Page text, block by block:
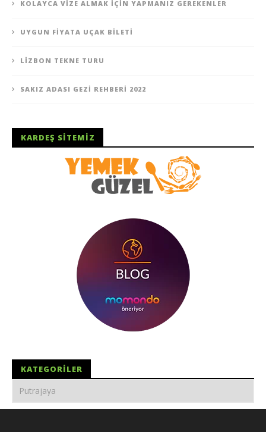
KOLAYCA VIZE ALMAK İÇIN YAPMANIZ GEREKENLER
UYGUN FIYATA UÇAK BILETI
LIZBON TEKNE TURU
SAKIZ ADASI GEZI REHBERI 2022
KARDEŞ SITEMIZ
KATEGORILER